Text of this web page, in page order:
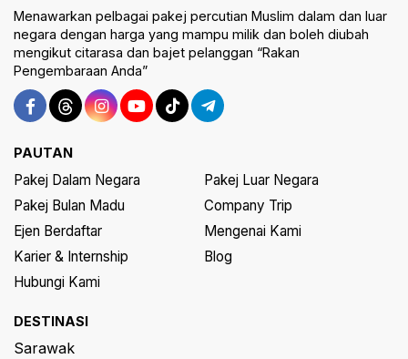
Menawarkan pelbagai pakej percutian Muslim dalam dan luar
negara dengan harga yang mampu milik dan boleh diubah
mengikut citarasa dan bajet pelanggan “Rakan
Pengembaraan Anda”
PAUTAN
Pakej Dalam Negara
Pakej Luar Negara
Pakej Bulan Madu
Company Trip
Ejen Berdaftar
Mengenai Kami
Karier & Internship
Blog
Hubungi Kami
DESTINASI
Sarawak